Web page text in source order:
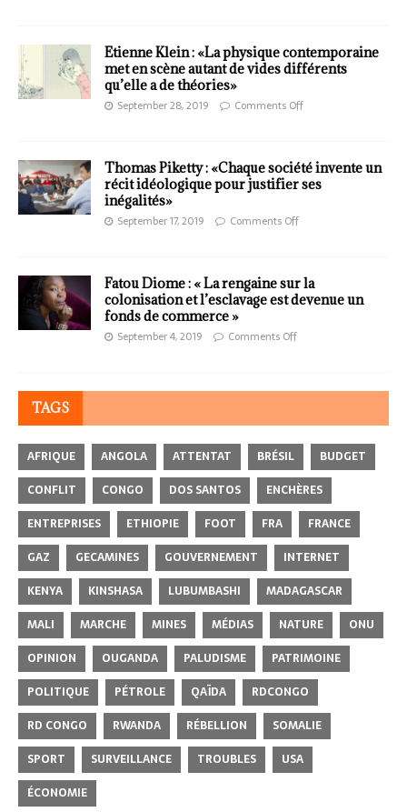
Etienne Klein : «La physique contemporaine
met en scène autant de vides différents
qu’elle a de théories»
September 28, 2019 Comments Off
Thomas Piketty : «Chaque société invente un
récit idéologique pour justifier ses
inégalités»
September 17, 2019 Comments Off
Fatou Diome : « La rengaine sur la
colonisation et l’esclavage est devenue un
fonds de commerce »
September 4, 2019 Comments Off
TAGS
AFRIQUE ANGOLA ATTENTAT BRÉSIL
BUDGET
CONFLIT
CONGO DOS SANTOS
ENCHÈRES
ENTREPRISES
ETHIOPIE FOOT FRA
FRANCE
GAZ
GECAMINES GOUVERNEMENT
INTERNET
KENYA
KINSHASA LUBUMBASHI
MADAGASCAR
MALI
MARCHE MINES MÉDIAS NATURE
ONU
OPINION
OUGANDA PALUDISME
PATRIMOINE
POLITIQUE
PÉTROLE QAÏDA
RDCONGO
RD CONGO
RWANDA RÉBELLION
SOMALIE
SPORT
SURVEILLANCE TROUBLES
USA
ÉCONOMIE